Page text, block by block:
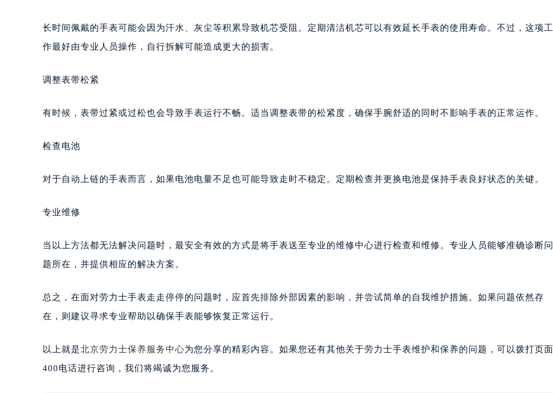
长时间佩戴的手表可能会因为汗水、灰尘等积累导致机芯受阻。定期清洁机芯可以有效延长手表的使用寿命。不过，这项工
作最好由专业人员操作，自行拆解可能造成更大的损害。
调整表带松紧
有时候，表带过紧或过松也会导致手表运行不畅。适当调整表带的松紧度，确保手腕舒适的同时不影响手表的正常运作。
检查电池
对于自动上链的手表而言，如果电池电量不足也可能导致走时不稳定。定期检查并更换电池是保持手表良好状态的关键。
专业维修
当以上方法都无法解决问题时，最安全有效的方式是将手表送至专业的维修中心进行检查和维修。专业人员能够准确诊断问
题所在，并提供相应的解决方案。
总之，在面对劳力士手表走走停停的问题时，应首先排除外部因素的影响，并尝试简单的自我维护措施。如果问题依然存
在，则建议寻求专业帮助以确保手表能够恢复正常运行。
以上就是北京劳力士保养服务中心为您分享的精彩内容。如果您还有其他关于劳力士手表维护和保养的问题，可以拨打页面
400电话进行咨询，我们将竭诚为您服务。